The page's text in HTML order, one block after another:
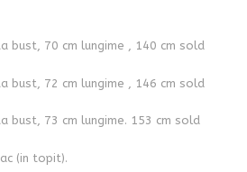
bust, 70 cm lungime , 140 cm sold
bust, 72 cm lungime , 146 cm sold
bust, 73 cm lungime. 153 cm sold
(in topit).